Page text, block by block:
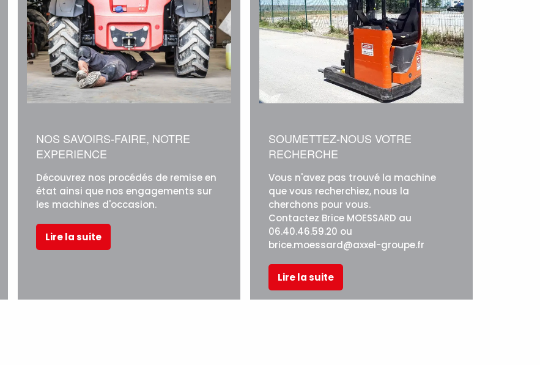
NOS SAVOIRS-FAIRE, NOTRE
EXPERIENCE
Découvrez nos procédés de remise en
état ainsi que nos engagements sur
les machines d'occasion.
Lire la suite
SOUMETTEZ-NOUS VOTRE
RECHERCHE
Vous n'avez pas trouvé la machine
que vous recherchiez, nous la
cherchons pour vous.
Contactez Brice MOESSARD au
06.40.46.59.20 ou
brice.moessard@axxel-groupe.fr
Lire la suite